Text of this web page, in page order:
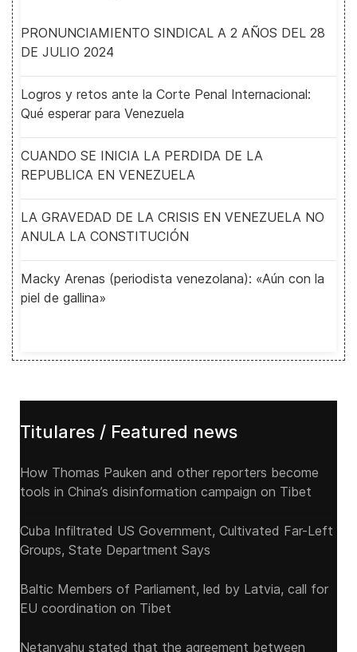
PRONUNCIAMIENTO SINDICAL A 2 AÑOS DEL 28
DE JULIO 2024
Logros y retos ante la Corte Penal Internacional:
Qué esperar para Venezuela
CUANDO SE INICIA LA PERDIDA DE LA
REPUBLICA EN VENEZUELA
LA GRAVEDAD DE LA CRISIS EN VENEZUELA NO
ANULA LA CONSTITUCIÓN
Macky Arenas (periodista venezolana): «Aún con la
piel de gallina»
Titulares / Featured news
How Thomas Pauken and other reporters become
tools in China’s disinformation campaign on Tibet
Cuba Infiltrated US Government, Cultivated Far-Left
Groups, State Department Says
Baltic Members of Parliament, led by Latvia, call for
EU coordination on Tibet
Netanyahu stated that the agreement between